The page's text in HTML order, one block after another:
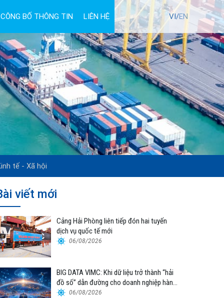
CÔNG BỐ THÔNG TIN LIÊN HỆ TUYỂN DỤNG VI/EN
tế - Xã hội
viết mới
Cảng Hải Phòng liên tiếp đón hai tuyến
dịch vụ quốc tế mới
06/08/2026
BIG DATA VIMC: Khi dữ liệu trở thành “hải
đồ số” dẫn đường cho doanh nghiệp hàng
hải 06/08/2026